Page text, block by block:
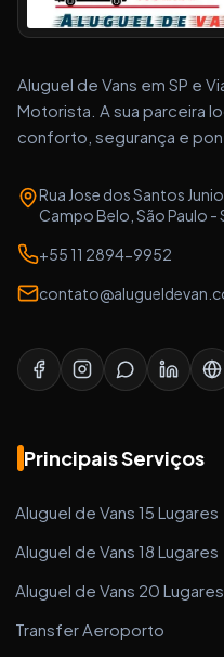
Aluguel de Vans em SP e
Motorista. A sua parceira
conforto, segurança e
Rua Jose dos Santos
Campo Belo, São Paulo -
+55 11 2894-9952
Principais Serviços
Aluguel de Vans 15 Lugares
Aluguel de Vans 18 Lugares
Aluguel de Vans 20 Lugares
Transfer Aeroporto